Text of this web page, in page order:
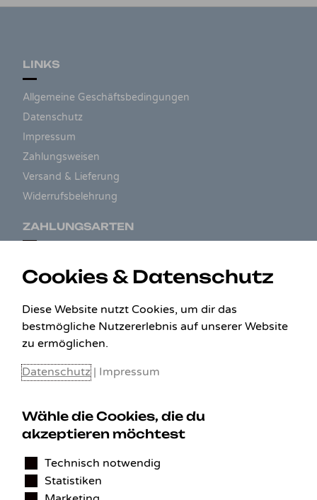
LINKS
Allgemeine Geschäftsbedingungen
Datenschutz
Impressum
Zahlungsweisen
Versand & Lieferung
Widerrufsbelehrung
ZAHLUNGSARTEN
KONTAKT
Benedikt Stelzner
Autopflege Stelzner
Kohlgraben 2b
Cookies & Datenschutz
Diese Website nutzt Cookies, um dir das
bestmögliche Nutzererlebnis auf unserer Website
zu ermöglichen.
Datenschutz | Impressum
Wähle die Cookies, die du
akzeptieren möchtest
Technisch notwendig
Statistiken